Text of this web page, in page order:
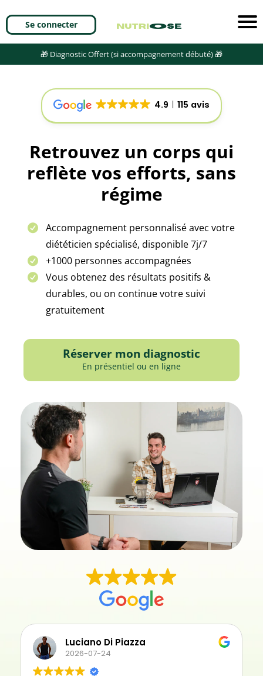
Se connecter
🎁 Diagnostic Offert (si accompagnement débuté) 🎁
4.9 115 avis
Retrouvez un corps qui
reflète vos efforts, sans
régime
Accompagnement personnalisé avec votre
diététicien spécialisé, disponible 7j/7
+1000 personnes accompagnées
Vous obtenez des résultats positifs &
durables, ou on continue votre suivi
gratuitement
Réserver mon diagnostic
En présentiel ou en ligne
Luciano Di Piazza
2026-07-24